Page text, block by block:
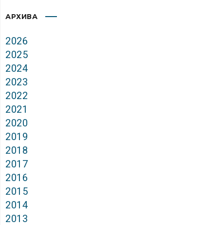
АРХИВА
2026
2025
2024
2023
2022
2021
2020
2019
2018
2017
2016
2015
2014
2013